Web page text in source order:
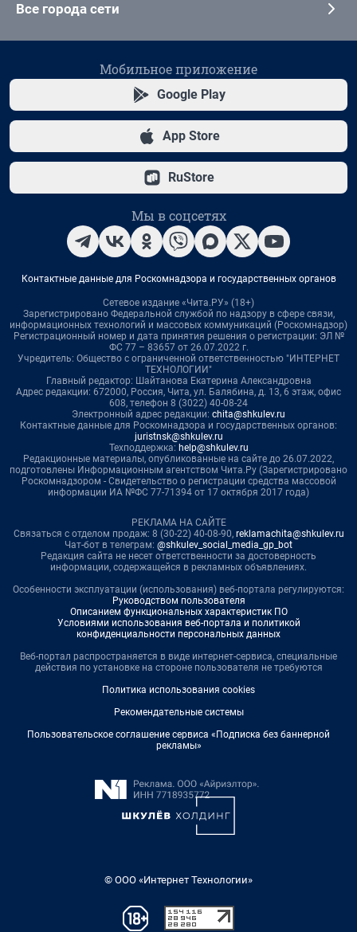
Все города сети
Мобильное приложение
Google Play
App Store
RuStore
Мы в соцсетях
Контактные данные для Роскомнадзора и государственных органов
Сетевое издание «Чита.РУ» (18+)
Зарегистрировано Федеральной службой по надзору в сфере связи,
информационных технологий и массовых коммуникаций (Роскомнадзор)
Регистрационный номер и дата принятия решения о регистрации: ЭЛ №
ФС 77 – 83657 от 26.07.2022 г.
Учредитель: Общество с ограниченной ответственностью "ИНТЕРНЕТ
ТЕХНОЛОГИИ"
Главный редактор: Шайтанова Екатерина Александровна
Адрес редакции: 672000, Россия, Чита, ул. Балябина, д. 13, 6 этаж, офис
608, телефон 8 (3022) 40-08-24
Электронный адрес редакции: chita@shkulev.ru
Контактные данные для Роскомнадзора и государственных органов:
juristnsk@shkulev.ru
Техподдержка: help@shkulev.ru
Редакционные материалы, опубликованные на сайте до 26.07.2022,
подготовлены Информационным агентством Чита.Ру (Зарегистрировано
Роскомнадзором - Свидетельство о регистрации средства массовой
информации ИА №ФС 77-71394 от 17 октября 2017 года)
РЕКЛАМА НА САЙТЕ
Связаться с отделом продаж: 8 (30-22) 40-08-90, reklamachita@shkulev.ru
Чат-бот в телеграм: @shkulev_social_media_gp_bot
Редакция сайта не несет ответственности за достоверность
информации, содержащейся в рекламных объявлениях.
Особенности эксплуатации (использования) веб-портала регулируются:
Руководством пользователя
Описанием функциональных характеристик ПО
Условиями использования веб-портала и политикой
конфиденциальности персональных данных
Веб-портал распространяется в виде интернет-сервиса, специальные
действия по установке на стороне пользователя не требуются
Политика использования cookies
Рекомендательные системы
Пользовательское соглашение сервиса «Подписка без баннерной
рекламы»
© ООО «Интернет Технологии»